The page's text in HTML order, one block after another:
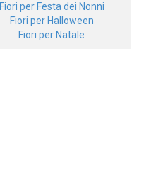
Fiori per Festa dei Nonni
Fiori per Halloween
Fiori per Natale